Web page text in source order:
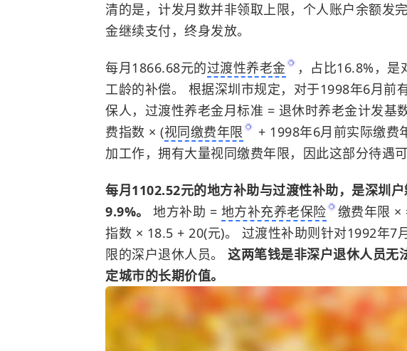
清的是，计发月数并非领取上限，个人账户余额发
金继续支付，终身发放。
每月1866.68元的过渡性养老金
，占比16.8%，是
工龄的补偿。 根据深圳市规定，对于1998年6月前
保人，过渡性养老金月标准 = 退休时养老金计发基
费指数 × (视同缴费年限
+ 1998年6月前实际缴费
加工作，拥有大量视同缴费年限，因此这部分待遇可
每月1102.52元的地方补助与过渡性补助，是深圳
9.9%。 地方补助 = 地方补充养老保险
缴费年限 ×
指数 × 18.5 + 20(元)。 过渡性补助则针对1992年7
限的深户退休人员。 这两笔钱是非深户退休人员无
定城市的长期价值。